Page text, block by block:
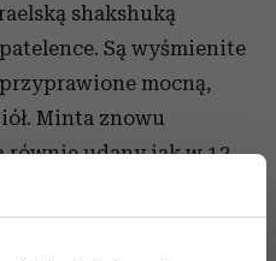
shakshuką
Są wyśmienite
mocną,
Minta znowu
równie udany jak w 12
!
FB, 123rf12 Stolików,